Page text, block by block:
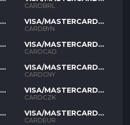
BRL
CARDBRL
VISA/MASTERCARD
BYN
CARDBYN
VISA/MASTERCARD
CAD
CARDCAD
VISA/MASTERCARD
CNY
CARDCNY
VISA/MASTERCARD
CZK
CARDCZK
VISA/MASTERCARD
EUR
CARDEUR